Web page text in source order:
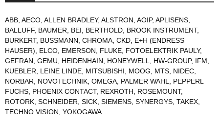
ABB AECO ALLEN BRADLEY, ALSTRON AOIP, APLISENS
BALLUFF, BAUMER BEI BERTHOLD BROOK INSTRUMENT,
BURKERT, BUSSMANN CHROMA CKD E+H (ENDRESS
HAUSER)
ELCO EMERSON FLUKE FOTOELEKTRIK PAULY,
GEFRAN GEMU HEIDENHAIN HONEYWELL HW-GROUP, IFM
KUEBLER
LEINE LINDE MITSUBISHI MOOG MTS NIDEC
NORBAR
NOVOTECHNIK OMEGA PALMER WAHL
PEPPERL
FUCHS PHOENIX CONTACT, REXROTH ROSEMOUNT,
ROTORK SCHNEIDER SICK SIEMENS SYNERGYS TAKEX
TECHNO VISION YOKOGAWA